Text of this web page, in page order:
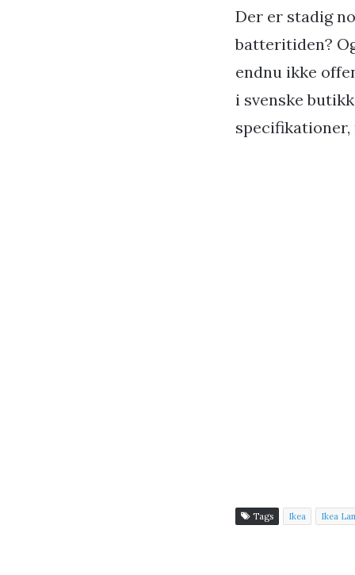
Der er stadig
batteritiden?
endnu ikke
i svenske
specifikationer,
Tags Ikea Ikea